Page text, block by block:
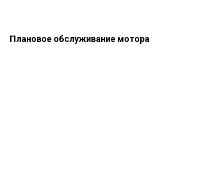
Плановое обслуживание мотора